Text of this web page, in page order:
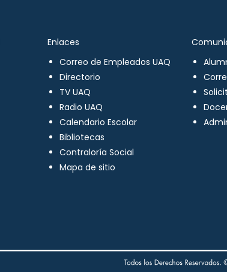
Enlaces
Correo de Empleados UAQ
Directorio
TV UAQ
Radio UAQ
Calendario Escolar
Bibliotecas
Contraloría Social
Mapa de sitio